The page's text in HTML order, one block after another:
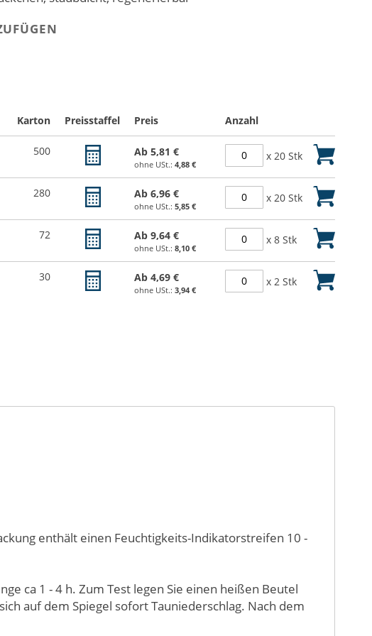
Karton Preisstaffel Preis Anzahl
500 Ab 5,81 €
4,88 €
x 20 Stk
280 Ab 6,96 €
5,85 €
x 20 Stk
72 Ab 9,64 €
8,10 €
x 8 Stk
30 Ab 4,69 €
3,94 €
x 2 Stk
enthält einen Feuchtigkeits-Indikatorstreifen 10 -
ca 1 - 4 h. Zum Test legen Sie einen heißen Beutel
auf dem Spiegel sofort Tauniederschlag. Nach dem